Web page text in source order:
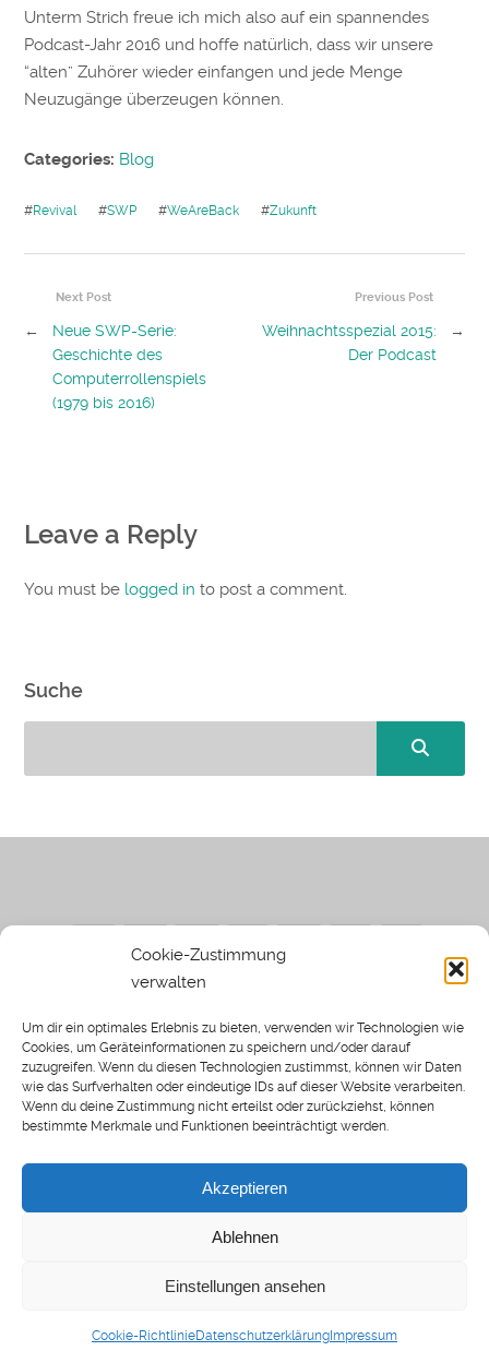
Cookie-Zustimmung
verwalten
Um dir ein optimales Erlebnis zu bieten, verwenden wir Technologien wie
Cookies, um Geräteinformationen zu speichern und/oder darauf
zuzugreifen. Wenn du diesen Technologien zustimmst, können wir Daten
wie das Surfverhalten oder eindeutige IDs auf dieser Website verarbeiten.
Wenn du deine Zustimmung nicht erteilst oder zurückziehst, können
bestimmte Merkmale und Funktionen beeinträchtigt werden.
Akzeptieren
Ablehnen
Einstellungen ansehen
Cookie-RichtlinieDatenschutzerklärung Impressum
Unterm Strich freue ich mich also auf ein spannendes
Podcast-Jahr 2016 und hoffe natürlich, dass wir unsere
“alten” Zuhörer wieder einfangen und jede Menge
Neuzugänge überzeugen können.
Categories: Blog
#Revival #SWP #WeAreBack #Zukunft
Previous Post
Weihnachtsspezial 2015:
Der Podcast
→
Next Post
←
Neue SWP-Serie:
Geschichte des
Computerrollenspiels
(1979 bis 2016)
Leave a Reply
You must be logged in to post a comment.
Suche
Spielwiese
Cookie-Richtlinie (EU)